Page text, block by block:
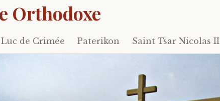
Orthodoxe
de Crimée Paterikon Saint Tsar Nicolas II